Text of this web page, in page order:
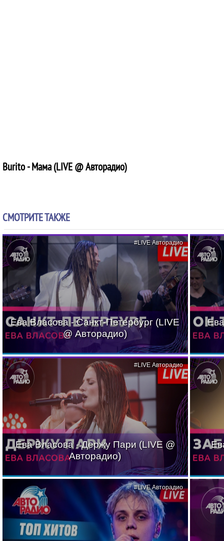
Burito - Мама (LIVE @ Авторадио)
СМОТРИТЕ ТАКЖЕ
Ева Власова - Санкт-Петербург (LIVE
@ Авторадио)
#LIVE Авторадио
Ева Власова - Держу Пари (LIVE @
Авторадио)
#LIVE Авторадио
#LIVE Авторадио